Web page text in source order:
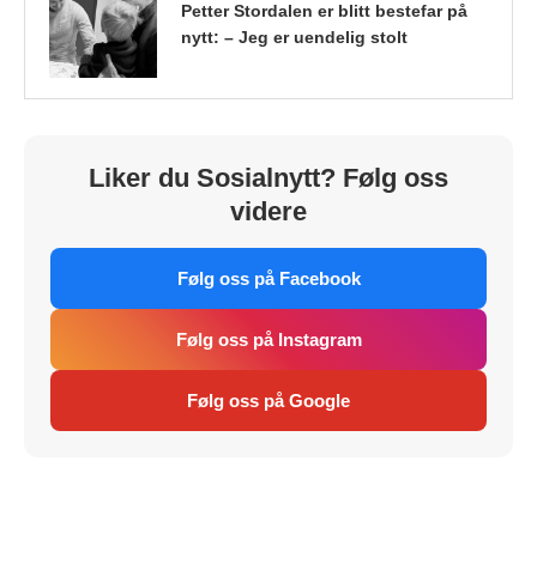
Petter Stordalen er blitt bestefar på
nytt: – Jeg er uendelig stolt
Liker du Sosialnytt? Følg oss
videre
Følg oss på Facebook
Følg oss på Instagram
Følg oss på Google